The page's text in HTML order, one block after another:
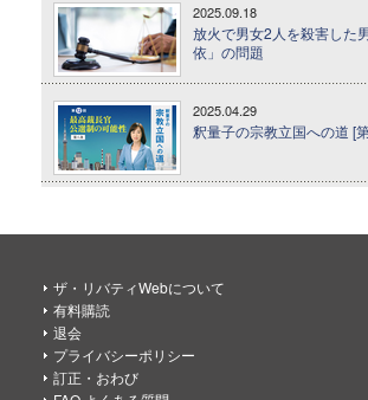
2025.09.18
放火で男女2人を殺害した
依」の問題
2025.04.29
釈量子の宗教立国への道 [
ザ・リバティWebについて
有料購読
退会
プライバシーポリシー
訂正・おわび